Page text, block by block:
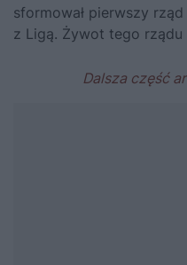
sformował pierwszy
z Ligą. Żywot tego rządu